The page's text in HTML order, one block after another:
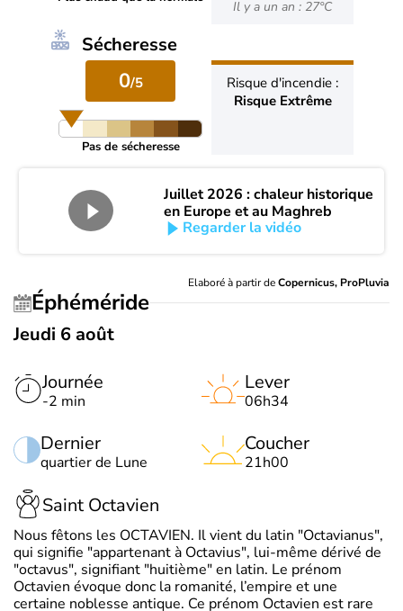
Il y a un an : 27°C
Sécheresse
0/5
Pas de sécheresse
Risque d'incendie :
Risque Extrême
Juillet 2026 : chaleur historique
en Europe et au Maghreb
Regarder la vidéo
Elaboré à partir deCopernicus, ProPluvia
Éphéméride
Jeudi 6 août
Journée
-2 min
Dernier
quartier de Lune
Lever
06h34
Coucher
21h00
Saint Octavien
Nous fêtons les OCTAVIEN. Il vient du latin "Octavianus",
qui signifie "appartenant à Octavius", lui-même dérivé de
"octavus", signifiant "huitième" en latin. Le prénom
Octavien évoque donc la romanité, l’empire et une
certaine noblesse antique. Ce prénom Octavien est rare